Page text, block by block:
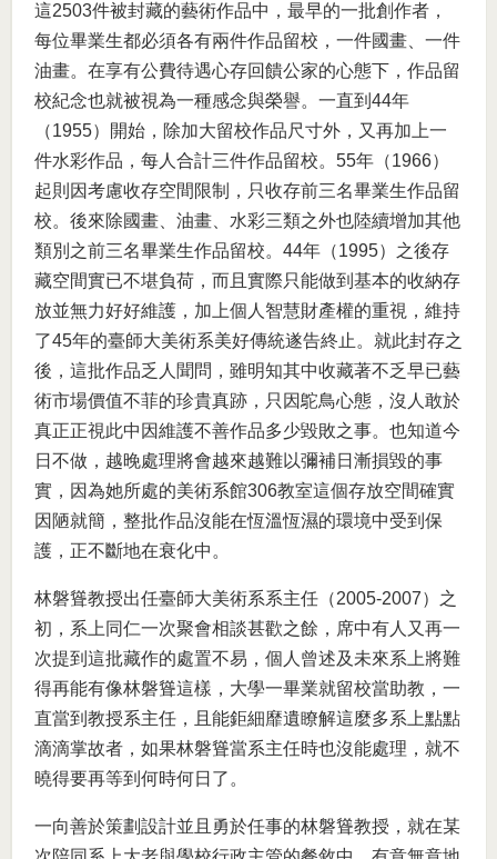
這2503件被封藏的藝術作品中，最早的一批創作者，
每位畢業生都必須各有兩件作品留校，一件國畫、一件
油畫。在享有公費待遇心存回饋公家的心態下，作品留
校紀念也就被視為一種感念與榮譽。一直到44年
（1955）開始，除加大留校作品尺寸外，又再加上一
件水彩作品，每人合計三件作品留校。55年（1966）
起則因考慮收存空間限制，只收存前三名畢業生作品留
校。後來除國畫、油畫、水彩三類之外也陸續增加其他
類別之前三名畢業生作品留校。44年（1995）之後存
藏空間實已不堪負荷，而且實際只能做到基本的收納存
放並無力好好維護，加上個人智慧財產權的重視，維持
了45年的臺師大美術系美好傳統遂告終止。就此封存之
後，這批作品乏人聞問，雖明知其中收藏著不乏早已藝
術市場價值不菲的珍貴真跡，只因鴕鳥心態，沒人敢於
真正正視此中因維護不善作品多少毀敗之事。也知道今
日不做，越晚處理將會越來越難以彌補日漸損毀的事
實，因為她所處的美術系館306教室這個存放空間確實
因陋就簡，整批作品沒能在恆溫恆濕的環境中受到保
護，正不斷地在衰化中。
林磐聳教授出任臺師大美術系系主任（2005-2007）之
初，系上同仁一次聚會相談甚歡之餘，席中有人又再一
次提到這批藏作的處置不易，個人曾述及未來系上將難
得再能有像林磐聳這樣，大學一畢業就留校當助教，一
直當到教授系主任，且能鉅細靡遺瞭解這麼多系上點點
滴滴掌故者，如果林磐聳當系主任時也沒能處理，就不
曉得要再等到何時何日了。
一向善於策劃設計並且勇於任事的林磐聳教授，就在某